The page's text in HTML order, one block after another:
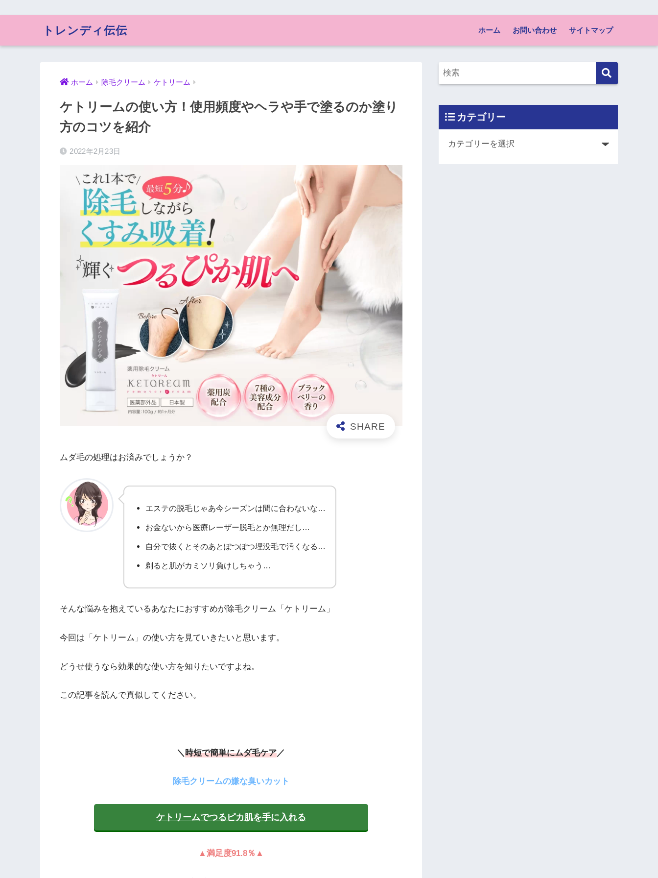
トレンディ伝伝 ホーム お問い合わせ サイトマップ
ホーム 除毛クリーム ケトリーム
ケトリームの使い方！使用頻度やヘラや手で塗るのか塗り
方のコツを紹介
2022年2月23日
ムダ毛の処理はお済みでしょうか？
エステの脱毛じゃあ今シーズンは間に合わないな…
お金ないから医療レーザー脱毛とか無理だし…
自分で抜くとそのあとぽつぽつ埋没毛で汚くなる…
剃ると肌がカミソリ負けしちゃう…
そんな悩みを抱えているあなたにおすすめが除毛クリーム「ケトリーム」
今回は「ケトリーム」の使い方を見ていきたいと思います。
どうせ使うなら効果的な使い方を知りたいですよね。
この記事を読んで真似してください。
＼時短で簡単にムダ毛ケア／
除毛クリームの嫌な臭いカット
ケトリームでつるピカ肌を手に入れる
▲満足度91.8％▲
カテゴリー